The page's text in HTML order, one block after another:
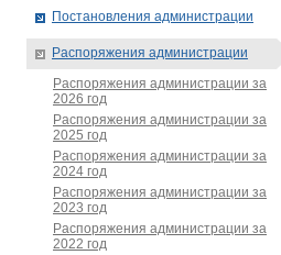
Постановления администрации
Распоряжения администрации
Распоряжения администрации за
2026 год
Распоряжения администрации за
2025 год
Распоряжения администрации за
2024 год
Распоряжения администрации за
2023 год
Распоряжения администрации за
2022 год